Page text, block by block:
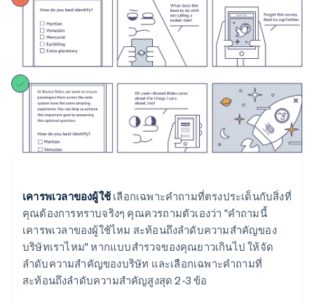
เคารพเวลาของผู้ใช้เลือกเฉพาะคำถามที่ตรงประเด็นกับสิ่งที่
คุณต้องการทราบจริงๆ คุณควรถามตัวเองว่า "คำถามนี้
เคารพเวลาของผู้ใช้ไหม สะท้อนถึงลำดับความสำคัญของ
บริษัทเราไหม" หากแบบสำรวจของคุณยาวเกินไป ให้จัด
ลำดับความสำคัญของบริษัท และเลือกเฉพาะคำถามที่
สะท้อนถึงลำดับความสำคัญสูงสุด 2-3 ข้อ